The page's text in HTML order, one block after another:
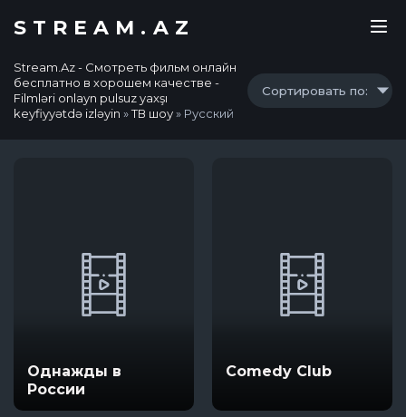
STREAM.AZ
Stream.Az - Смотреть фильм онлайн
бесплатно в хорошем качестве -
Filmləri onlayn pulsuz yaxşı
keyfiyyətdə izləyin »ТВ шоу» Русский
Сортировать по:
Однажды в
России
Comedy Club